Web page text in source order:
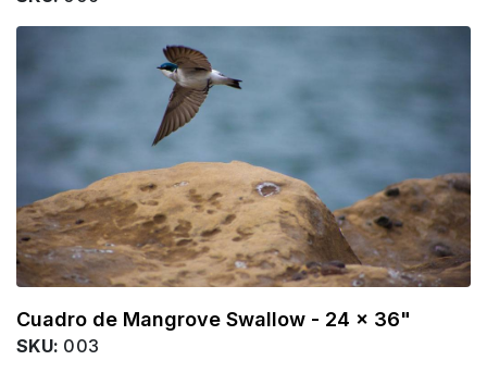
Cuadro de Mangrove Swallow - 24 x 36"
SKU: 003